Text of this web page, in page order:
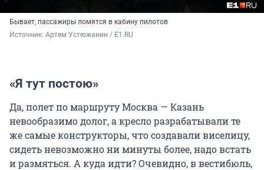
Бывает, пассажиры ломятся в кабину пилотов
Источник: Артем Устюжанин / E1.RU
«Я тут постою»
Да, полет по маршруту Москва — Казань
невообразимо долог, а кресло разрабатывали те
же самые конструкторы, что создавали виселицу,
сидеть невозможно ни минуты более, надо встать
и размяться. А куда идти? Очевидно, в вестибюль,